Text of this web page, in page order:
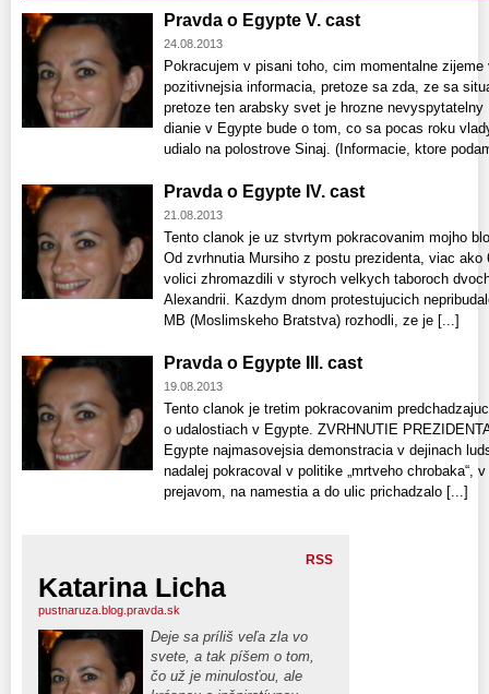
Pravda o Egypte V. cast
24.08.2013
Pokracujem v pisani toho, cim momentalne
pozitivnejsia informacia, pretoze sa zda, ze sa
pretoze ten arabsky svet je hrozne nevyspytatelny
dianie v Egypte bude o tom, co sa pocas roku
udialo na polostrove Sinaj. (Informacie, ktore
Pravda o Egypte IV. cast
21.08.2013
Tento clanok je uz stvrtym pokracovanim mojho
Od zvrhnutia Mursiho z postu prezidenta, viac
volici zhromazdili v styroch velkych taboroch
Alexandrii. Kazdym dnom protestujucich
MB (Moslimskeho Bratstva) rozhodli, ze je [...]
Pravda o Egypte III. cast
19.08.2013
Tento clanok je tretim pokracovanim
o udalostiach v Egypte. ZVRHNUTIE
Egypte najmasovejsia demonstracia v dejinach
nadalej pokracoval v politike „mrtveho chrobaka“,
prejavom, na namestia a do ulic prichadzalo [...]
RSS
Katarina Licha
pustnaruza.blog.pravda.sk
Deje sa príliš veľa zla vo
svete, a tak píšem o tom,
čo už je minulosťou, ale